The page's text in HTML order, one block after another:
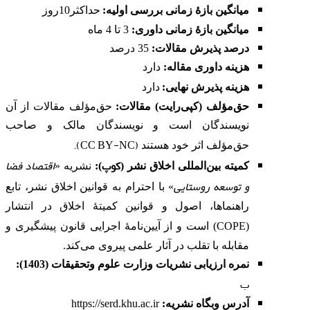
میانگین بازۀ زمانی بررسی اولیه: حداکثر10روز
میانگین بازۀ زمانی داوری: 3 تا 4 ماه
درصد پذیرش مقالات: 35 درصد
هزینه داوری مقاله: دارد
هزینه پذیرش نهایی: دارد
حق‌مؤلف (کپی‌رایت) مقالات: حق‌مؤلف مقالات از آن
نویسندگان است و نویسندگان مالک و صاحب
حق‌مؤلف اثر خود هستند (
CC BY-NC
).
کمیته بین‌المللی اخلاق نشر (کوپ): نشریه «اقتصاد فضا
و توسعه روستایی» با احترام به قوانین اخلاق نشر، تابع
راهنماها، اصول و قوانین کمیتۀ اخلاق در انتشار
(
COPE) است و از آیین‌نامۀ اجرایی قانون پیشگیری و
مقابله با تقلب در آثار علمی پیروی می‌کند.
نمره ارزیابی نشریات وزارت علوم وتحقیقات (1403):
ب
آدرس وبگاه نشریه:
https://serd.khu.ac.ir